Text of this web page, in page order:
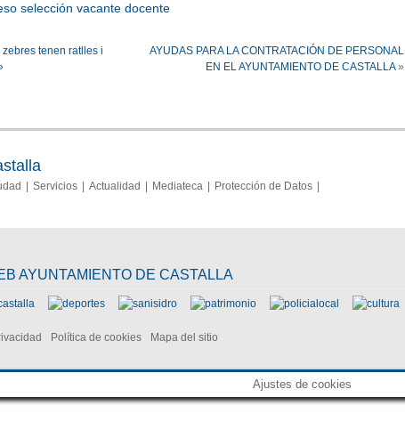
selección vacante docente
tenen ratlles i
AYUDAS PARA LA CONTRATACIÓN DE PERSONAL
EN EL AYUNTAMIENTO DE CASTALLA»
Servicios Actualidad Mediateca Protección de Datos
AYUNTAMIENTO DE CASTALLA
Política de cookies Mapa del sitio
Ajustes de cookies